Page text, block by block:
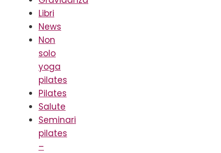
Libri
News
Non
solo
yoga
pilates
Pilates
Salute
Seminari
pilates
–